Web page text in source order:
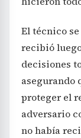
El técnico
recibió
decisiones
asegurando
proteger el
adversario
no había